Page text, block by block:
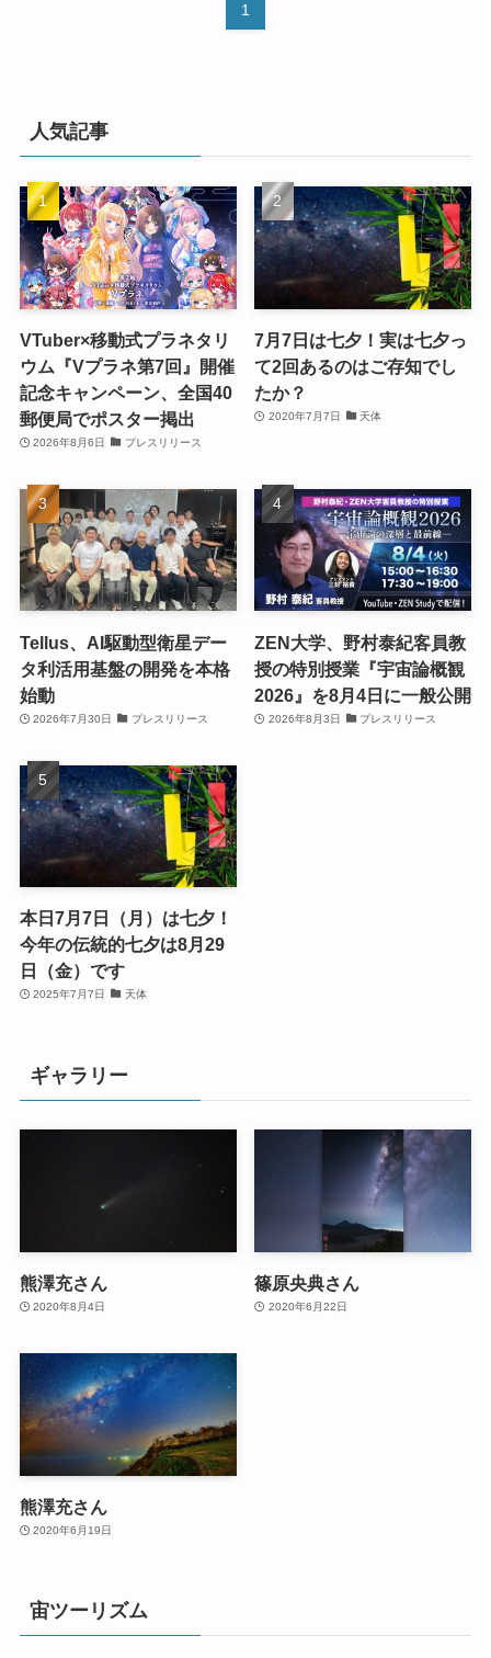
1
人気記事
VTuber×移動式プラネタリ
ウム『Vプラネ第7回』開催
記念キャンペーン、全国40
郵便局でポスター掲出
2026年8月6日 プレスリリース
7月7日は七夕！実は七夕っ
て2回あるのはご存知でし
たか？
2020年7月7日 天体
Tellus、AI駆動型衛星デー
タ利活用基盤の開発を本格
始動
2026年7月30日 プレスリリース
ZEN大学、野村泰紀客員教
授の特別授業『宇宙論概観
2026』を8月4日に一般公開
2026年8月3日 プレスリリース
本日7月7日（月）は七夕！
今年の伝統的七夕は8月29
日（金）です
2025年7月7日 天体
ギャラリー
熊澤充さん
2020年8月4日
篠原央典さん
2020年6月22日
熊澤充さん
2020年6月19日
宙ツーリズム